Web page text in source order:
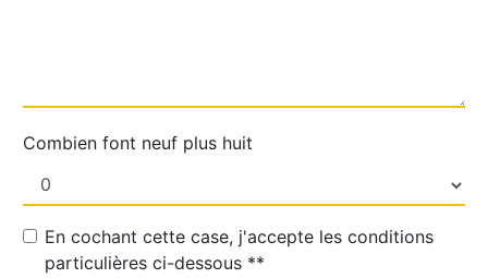
Combien font neuf plus huit
En cochant cette case, j'accepte les conditions
particulières ci-dessous **